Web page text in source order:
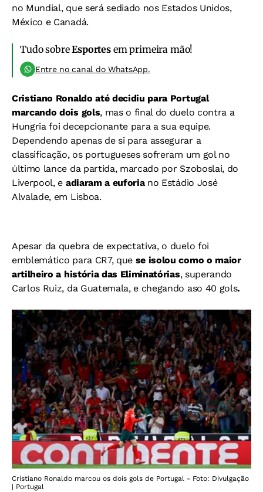
no Mundial, que será sediado nos Estados Unidos,
México e Canadá.
Tudo sobreEsportesem primeira mão!
Entre no canal do WhatsApp.
Cristiano Ronaldo até decidiu para Portugal
marcando dois gols, mas o final do duelo contra a
Hungria foi decepcionante para a sua equipe.
Dependendo apenas de si para assegurar a
classificação, os portugueses sofreram um gol no
último lance da partida, marcado por Szoboslai, do
Liverpool, e adiaram a euforiano Estádio José
Alvalade, em Lisboa.
Apesar da quebra de expectativa, o duelo foi
emblemático para CR7, que se isolou como o maior
artilheiro a história das Eliminatórias, superando
Carlos Ruiz, da Guatemala, e chegando aso 40 gols.
Cristiano Ronaldo marcou os dois gols de Portugal - Foto: Divulgação
| Portugal